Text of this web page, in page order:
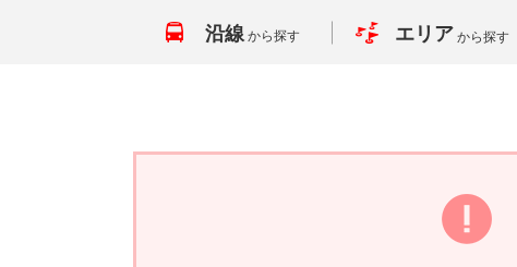
沿線 から探す エリア から探す